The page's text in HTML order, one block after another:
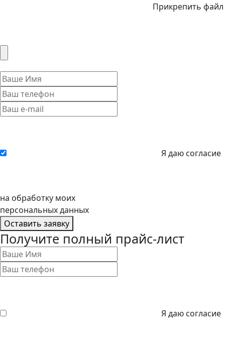
Прикрепить файл
Я даю согласие
на обработку моих
персональных данных
Оставить заявку
Получите полный прайс-лист
Я даю согласие